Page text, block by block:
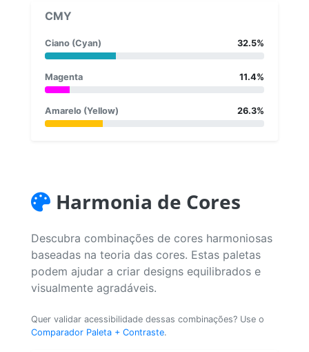
CMY
Ciano (Cyan) 32.5%
Magenta 11.4%
Amarelo (Yellow) 26.3%
Harmonia de Cores
Descubra combinações de cores harmoniosas
baseadas na teoria das cores. Estas paletas
podem ajudar a criar designs equilibrados e
visualmente agradáveis.
Quer validar acessibilidade dessas combinações? Use o
Comparador Paleta + Contraste.